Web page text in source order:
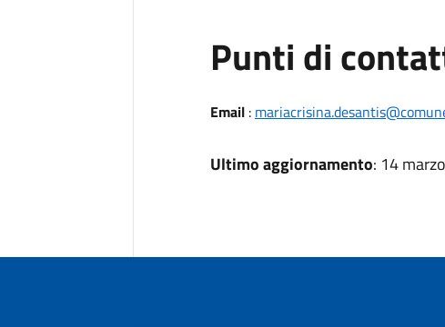
Punti di
Email:
Ultimo aggiornamento: 14